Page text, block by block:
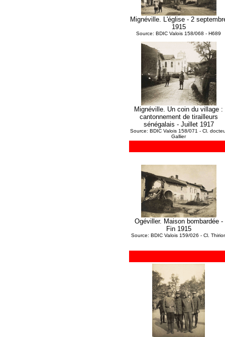
Mignéville. L'église - 2
1915
Source: BDIC Valois 158/068 - H689
Mignéville. Un coin du village :
cantonnement de tirailleurs
sénégalais - Juillet 1917
Source: BDIC Valois 158/071 - Cl.
Gallier
Ogéviller. Maison bombardée -
Fin 1915
Source: BDIC Valois 159/026 - Cl.